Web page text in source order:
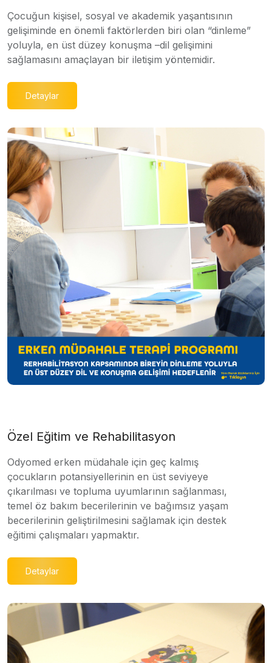
Çocuğun kişisel, sosyal ve akademik yaşantısının
gelişiminde en önemli faktörlerden biri olan “dinleme”
yoluyla, en üst düzey konuşma –dil gelişimini
sağlamasını amaçlayan bir iletişim yöntemidir.
Detaylar
Özel Eğitim ve Rehabilitasyon
Odyomed erken müdahale için geç kalmış
çocukların potansiyellerinin en üst seviyeye
çıkarılması ve topluma uyumlarının sağlanması,
temel öz bakım becerilerinin ve bağımsız yaşam
becerilerinin geliştirilmesini sağlamak için destek
eğitimi çalışmaları yapmaktır.
Detaylar